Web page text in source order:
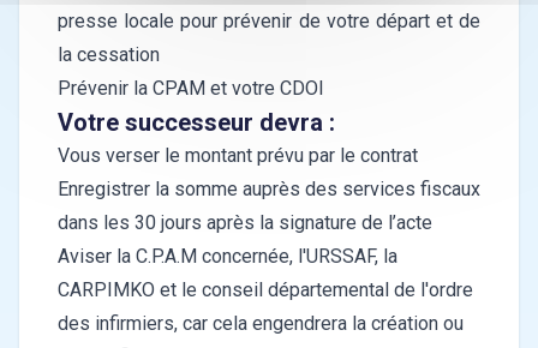
presse locale pour prévenir de votre départ et de
la cessation
Prévenir la CPAM et votre CDOI
Votre successeur devra :
Vous verser le montant prévu par le contrat
Enregistrer la somme auprès des services fiscaux
dans les 30 jours après la signature de l’acte
Aviser la C.P.A.M concernée, l'URSSAF, la
CARPIMKO et le conseil départemental de l'ordre
des infirmiers, car cela engendrera la création ou